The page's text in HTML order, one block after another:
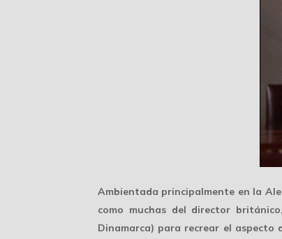
Ambientada principalmente en la
como muchas del director
Dinamarca) para recrear el